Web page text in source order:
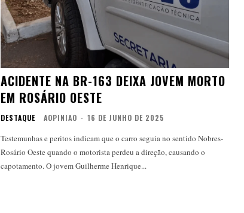
ACIDENTE NA BR-163 DEIXA JOVEM MORTO
EM ROSÁRIO OESTE
DESTAQUE AOPINIAO - 16 DE JUNHO DE 2025
Testemunhas e peritos indicam que o carro seguia no sentido Nobres-
Rosário Oeste quando o motorista perdeu a direção, causando o
capotamento. O jovem Guilherme Henrique...